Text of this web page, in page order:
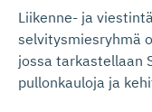
Liikenne- ja
selvitysmiesryhmä
jossa tarkastellaan
pullonkauloja ja